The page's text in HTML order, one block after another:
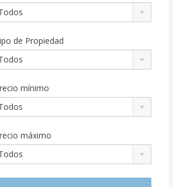
de Propiedad
mínimo
máximo